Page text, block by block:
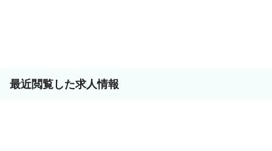
最近閲覧した求人情報